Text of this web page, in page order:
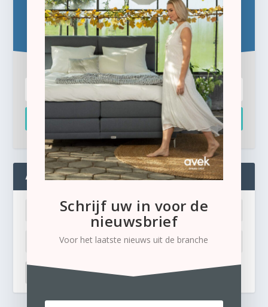
Blijf op de hoogte!
Schrijf u hier in voor de gratis e-newsletter.
Inschrijven
ADMIN
Ik ben mijn wachtwoord kwijt
Schrijf uw in voor de
nieuwsbrief
Voor het laatste nieuws uit de branche